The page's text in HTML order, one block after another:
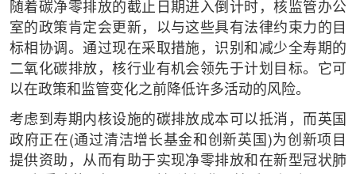
随着碳净零排放的截止日期进入倒计时，核监管办公
室的政策肯定会更新，以与这些具有法律约束力的目
标相协调。通过现在采取措施，识别和减少全寿期的
二氧化碳排放，核行业有机会领先于计划目标。它可
以在政策和监管变化之前降低许多活动的风险。
考虑到寿期内核设施的碳排放成本可以抵消，而英国
政府正在(通过清洁增长基金和创新英国)为创新项目
提供资助，从而有助于实现净零排放和在新型冠状肺